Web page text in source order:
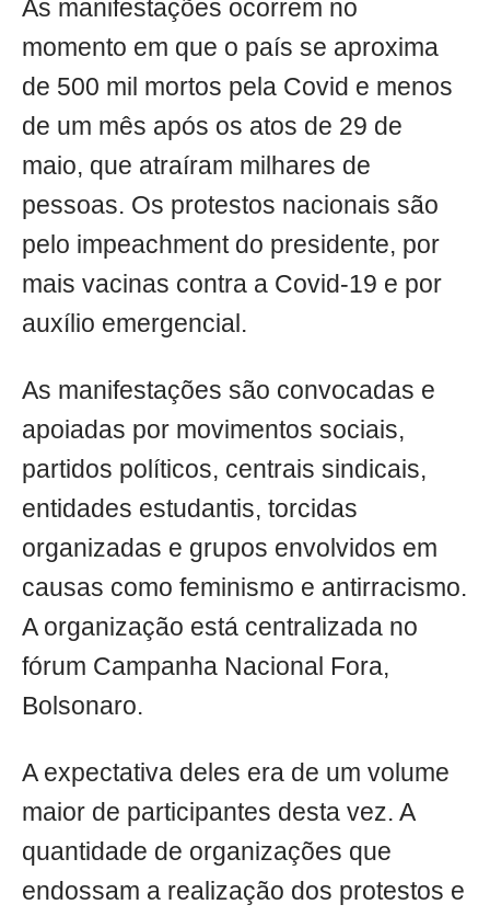
As manifestações ocorrem no
momento em que o país se aproxima
de 500 mil mortos pela Covid e menos
de um mês após os atos de 29 de
maio, que atraíram milhares de
pessoas. Os protestos nacionais são
pelo impeachment do presidente, por
mais vacinas contra a Covid-19 e por
auxílio emergencial.
As manifestações são convocadas e
apoiadas por movimentos sociais,
partidos políticos, centrais sindicais,
entidades estudantis, torcidas
organizadas e grupos envolvidos em
causas como feminismo e antirracismo.
A organização está centralizada no
fórum Campanha Nacional Fora,
Bolsonaro.
A expectativa deles era de um volume
maior de participantes desta vez. A
quantidade de organizações que
endossam a realização dos protestos e